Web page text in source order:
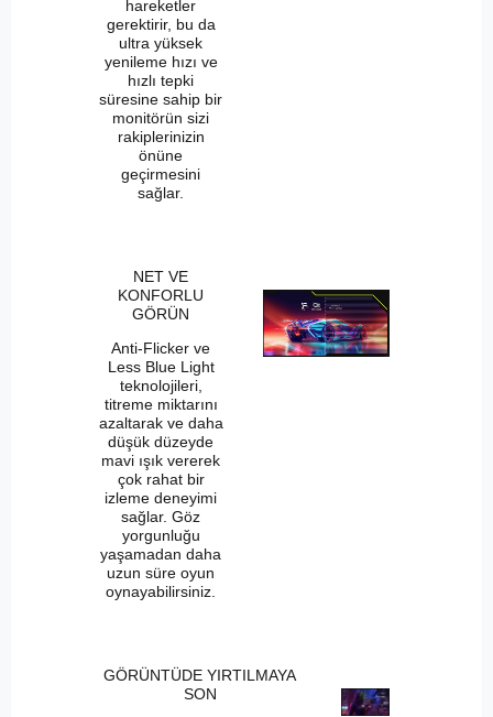
hareketler
gerektirir, bu da
ultra yüksek
yenileme hızı ve
hızlı tepki
süresine sahip bir
monitörün sizi
rakiplerinizin
önüne
geçirmesini
sağlar.
NET VE
KONFORLU
GÖRÜN
Anti-Flicker ve
Less Blue Light
teknolojileri,
titreme miktarını
azaltarak ve daha
düşük düzeyde
mavi ışık vererek
çok rahat bir
izleme deneyimi
sağlar. Göz
yorgunluğu
yaşamadan daha
uzun süre oyun
oynayabilirsiniz.
GÖRÜNTÜDE YIRTILMAYA
SON